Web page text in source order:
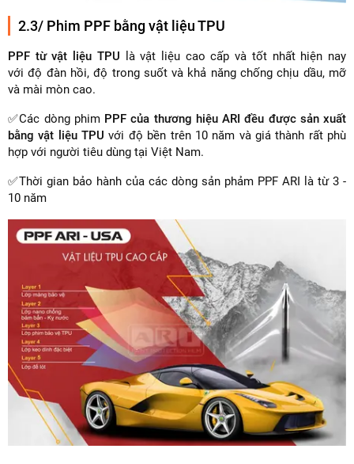
2.3/ Phim PPF bằng vật liệu TPU
PPF từ vật liệu TPU là vật liệu cao cấp và tốt nhất hiện nay
với độ đàn hồi, độ trong suốt và khả năng chống chịu dầu, mỡ
và mài mòn cao.
✅Các dòng phim PPF của thương hiệu ARI đều được sản xuất
bằng vật liệu TPU với độ bền trên 10 năm và giá thành rất phù
hợp với người tiêu dùng tại Việt Nam.
✅Thời gian bảo hành của các dòng sản phảm PPF ARI là từ 3 -
10 năm